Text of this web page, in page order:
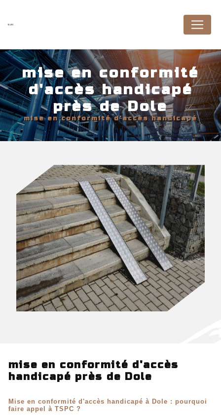
mise en conformité
d'accès handicapé
près de Dole
mise en conformité d'accès handicapé
mise en conformité d'accès
handicapé près de Dole
Mise en conformité d'accès handicapé à Dole : pourquoi
faire appel à TSPC ?